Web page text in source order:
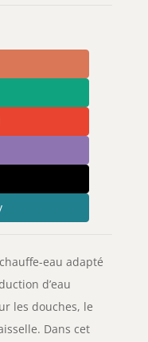
eau adapté
d’eau
les douches, le
Dans cet